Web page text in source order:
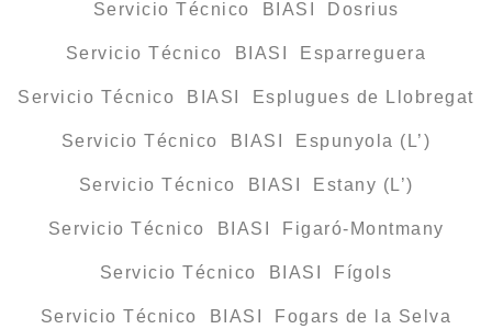
Servicio Técnico BIASI Dosrius
Servicio Técnico BIASI Esparreguera
Servicio Técnico BIASI Esplugues de Llobregat
Servicio Técnico BIASI Espunyola (L’)
Servicio Técnico BIASI Estany (L’)
Servicio Técnico BIASI Figaró-Montmany
Servicio Técnico BIASI Fígols
Servicio Técnico BIASI Fogars de la Selva